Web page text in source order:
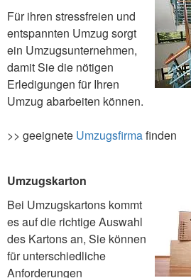
Für ihren stressfreien und
entspannten Umzug sorgt
ein Umzugsunternehmen,
damit Sie die nötigen
Erledigungen für Ihren
Umzug abarbeiten können.
>> geeignete Umzugsfirmafinden
Umzugskarton
Bei Umzugskartons kommt
es auf die richtige Auswahl
des Kartons an, Sie können
für unterschiedliche
Anforderungen